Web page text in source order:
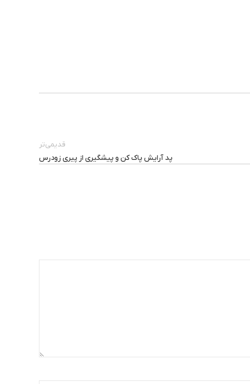
قدیمی‌تر
پد آرایش پاک کن و پیشگیری از پیری زودرس